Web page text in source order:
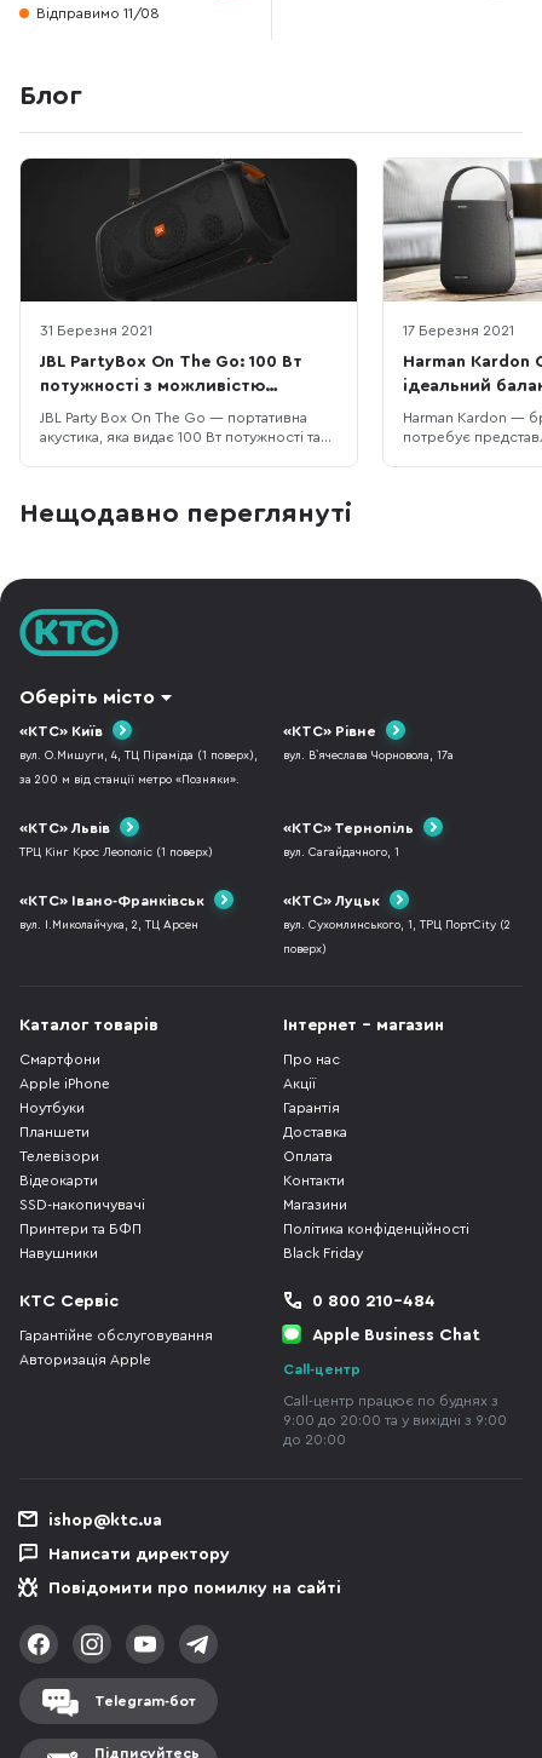
Відправимо 11/08
Блог
31 Березня 2021
JBL PartyBox On The Go: 100 Вт
потужності з можливістю
підключення мікрофона та гітари
JBL Party Box On The Go — портативна
акустика, яка видає 100 Вт потужності та
можете підключити до колонки
17 Березня 2021
Harman Kardon
ідеальний
Harman Kardon —
потребує
Нещодавно переглянуті
Оберіть місто
«КТС» Київ
вул. О.Мишуги, 4, ТЦ Піраміда (1 поверх),
за 200 м від станції метро «Позняки».
«КТС» Рівне
вул. В`ячеслава Чорновола, 17а
«КТС» Львів
ТРЦ Кінг Крос Леополіс (1 поверх)
«КТС» Тернопіль
вул. Сагайдачного, 1
«КТС» Івано-Франківськ
вул. І.Миколайчука, 2, ТЦ Арсен
«КТС» Луцьк
вул. Сухомлинського, 1, ТРЦ ПортCity (2
поверх)
Каталог товарів
Смартфони
Apple iPhone
Ноутбуки
Планшети
Телевізори
Відеокарти
SSD-накопичувачі
Принтери та БФП
Навушники
Інтернет - магазин
Про нас
Акції
Гарантія
Доставка
Оплата
Контакти
Магазини
Політика конфіденційності
Black Friday
КТС Сервіс
Гарантійне обслуговування
Авторизація Apple
0 800 210-484
Apple Business Chat
Call-центр
Call-центр працює по буднях з
9:00 до 20:00 та у вихідні з 9:00
до 20:00
ishop@ktc.ua
Написати директору
Повідомити про помилку на сайті
Telegram-бот
Підписуйтесь